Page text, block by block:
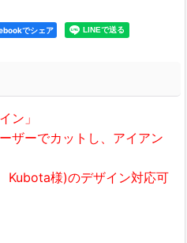
でシェア
ン」
ザーでカットし、アイアン
様)のデザイン対応可